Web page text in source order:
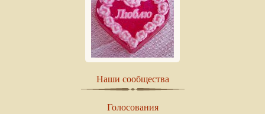
Наши сообщества
Голосования